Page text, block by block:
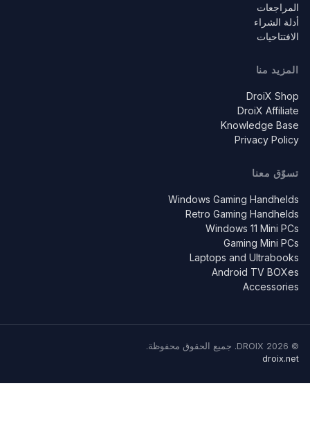
المراجعات
أدلة الشراء
الافتتاحيات
المزيد منا
DroiX Shop
DroiX Affiliate
Knowledge Base
Privacy Policy
تسوّق معنا
Windows Gaming Handhelds
Retro Gaming Handhelds
Windows 11 Mini PCs
Gaming Mini PCs
Laptops and Ultrabooks
Android TV BOXes
Accessories
© 2026 DROIX. جميع الحقوق محفوظة.
droix.net